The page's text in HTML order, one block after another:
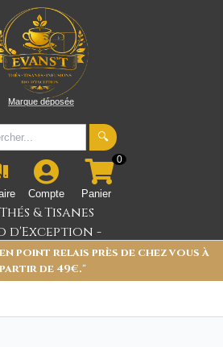
Marque déposée
🔍
Compte
0
Panier
& Tisanes
d'Exception -
point relais près de chez vous à
partir de 49€."